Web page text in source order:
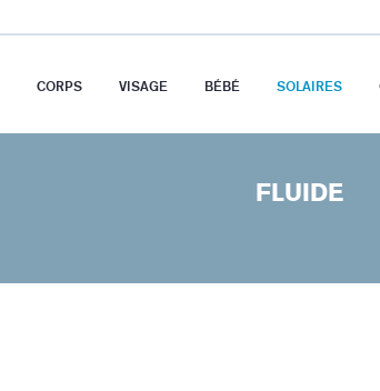
CORPS VISAGE BÉBÉ SOLAIRES
FLUIDE